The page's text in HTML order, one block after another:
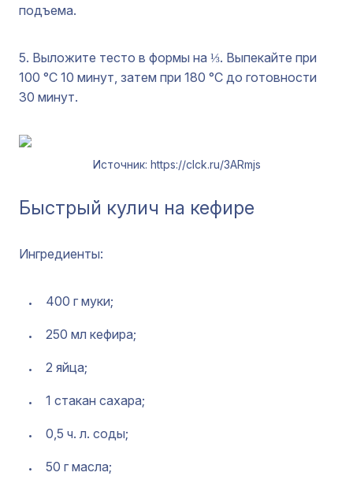
подъема.
5. Выложите тесто в формы на ⅓. Выпекайте при
100 °C 10 минут, затем при 180 °C до готовности
30 минут.
Источник: https://clck.ru/3ARmjs
Быстрый кулич на кефире
Ингредиенты:
400 г муки;
250 мл кефира;
2 яйца;
1 стакан сахара;
0,5 ч. л. соды;
50 г масла;